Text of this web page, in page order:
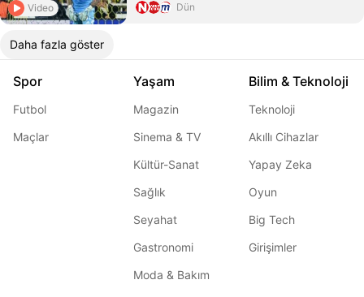
Video Dün
Daha fazla göster
Spor
Futbol
Maçlar
Yaşam
Magazin
Sinema & TV
Kültür-Sanat
Sağlık
Seyahat
Gastronomi
Moda & Bakım
Bilim & Teknoloji
Teknoloji
Akıllı Cihazlar
Yapay Zeka
Oyun
Big Tech
Girişimler